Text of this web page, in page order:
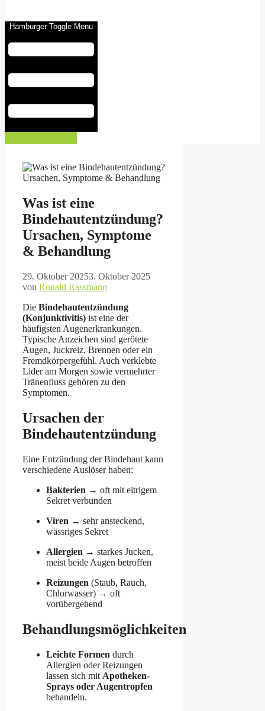
Hamburger Toggle Menu
Was ist eine
Bindehautentzündung?
Ursachen, Symptome
& Behandlung
29. Oktober 20253. Oktober 2025
von Ronald Rassmann
Die Bindehautentzündung
(Konjunktivitis) ist eine der
häufigsten Augenerkrankungen.
Typische Anzeichen sind gerötete
Augen, Juckreiz, Brennen oder ein
Fremdkörpergefühl. Auch verklebte
Lider am Morgen sowie vermehrter
Tränenfluss gehören zu den
Symptomen.
Ursachen der
Bindehautentzündung
Eine Entzündung der Bindehaut kann
verschiedene Auslöser haben:
Bakterien → oft mit eitrigem
Sekret verbunden
Viren → sehr ansteckend,
wässriges Sekret
Allergien → starkes Jucken,
meist beide Augen betroffen
Reizungen (Staub, Rauch,
Chlorwasser) → oft
vorübergehend
Behandlungsmöglichkeiten
Leichte Formen durch
Allergien oder Reizungen
lassen sich mit Apotheken-
Sprays oder Augentropfen
behandeln.